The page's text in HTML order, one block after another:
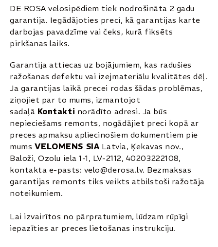
DE ROSA velosipēdiem tiek nodrošināta 2 gadu
garantija. Iegādājoties preci, kā garantijas karte
darbojas pavadzīme vai čeks, kurā fiksēts
pirkšanas laiks.
Garantija attiecas uz bojājumiem, kas radušies
ražošanas defektu vai izejmateriālu kvalitātes dēļ.
Ja garantijas laikā precei rodas šādas problēmas,
ziņojiet par to mums, izmantojot
sadaļā Kontakti norādīto adresi. Ja būs
nepieciešams remonts, nogādājiet preci kopā ar
preces apmaksu apliecinošiem dokumentiem pie
mums VELOMENS SIA Latvia, Ķekavas nov.,
Baloži, Ozolu iela 1-1, LV-2112, 40203222108,
kontakta e-pasts: velo@derosa.lv. Bezmaksas
garantijas remonts tiks veikts atbilstoši ražotāja
noteikumiem.
Lai izvairītos no pārpratumiem, lūdzam rūpīgi
iepazīties ar preces lietošanas instrukciju.